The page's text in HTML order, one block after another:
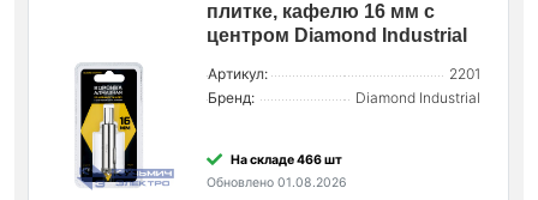
плитке, кафелю 16 мм с
центром Diamond Industrial
Артикул:
2201
Бренд:
Diamond Industrial
На складе 466 шт
Обновлено 01.08.2026